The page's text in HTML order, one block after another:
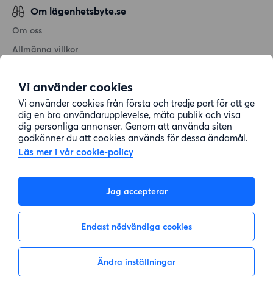
Vi använder cookies
Vi använder cookies från första och tredje part för att ge
dig en bra användarupplevelse, mäta publik och visa
dig personliga annonser. Genom att använda siten
godkänner du att cookies används för dessa ändamål.
Läs mer i vår cookie-policy
Jag accepterar
Endast nödvändiga cookies
Ändra inställningar
Inte intresserad Visa intresse
Om lägenhetsbyte.se
Om oss
Allmänna villkor
Cookiepolicy
Sitemap
Kundtjänst
08-22 00 90
E-post: